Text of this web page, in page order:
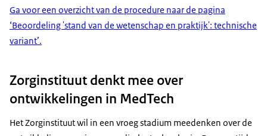
Ga voor een overzicht van de procedure naar de pagina
‘Beoordeling 'stand van de wetenschap en praktijk': technische
variant’.
Zorginstituut denkt mee over
ontwikkelingen in MedTech
Het Zorginstituut wil in een vroeg stadium meedenken over de